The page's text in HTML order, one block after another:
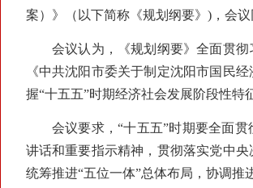
案）》（以下简称《规划纲要》)，会
会议认为，《规划纲要》全面贯彻
《中共沈阳市委关于制定沈阳市国民
握“十五五”时期经济社会发展阶段性
会议要求，“十五五”时期要全面贯
讲话和重要指示精神，贯彻落实党中
统筹推进“五位一体”总体布局，协调